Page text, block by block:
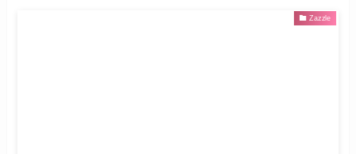
Zazzle